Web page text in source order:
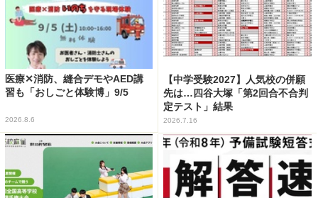
医療✕消防、縫合デモやAED講
習も「おしごと体験博」9/5
2026.8.6
【中学受験2027】人気校の併願
先は…四谷大塚「第2回合不合判
定テスト」結果
2026.7.16